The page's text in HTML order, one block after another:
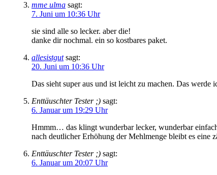
mme ulma sagt:
7. Juni um 10:36 Uhr
sie sind alle so lecker. aber die!
danke dir nochmal. ein so kostbares paket.
allesistgut sagt:
20. Juni um 10:36 Uhr
Das sieht super aus und ist leicht zu machen. Das
Enttäuschter Tester ;) sagt:
6. Januar um 19:29 Uhr
Hmmm… das klingt wunderbar lecker, wunderbar
nach deutlicher Erhöhung der Mehlmenge bleibt es eine
Enttäuschter Tester ;) sagt:
6. Januar um 20:07 Uhr